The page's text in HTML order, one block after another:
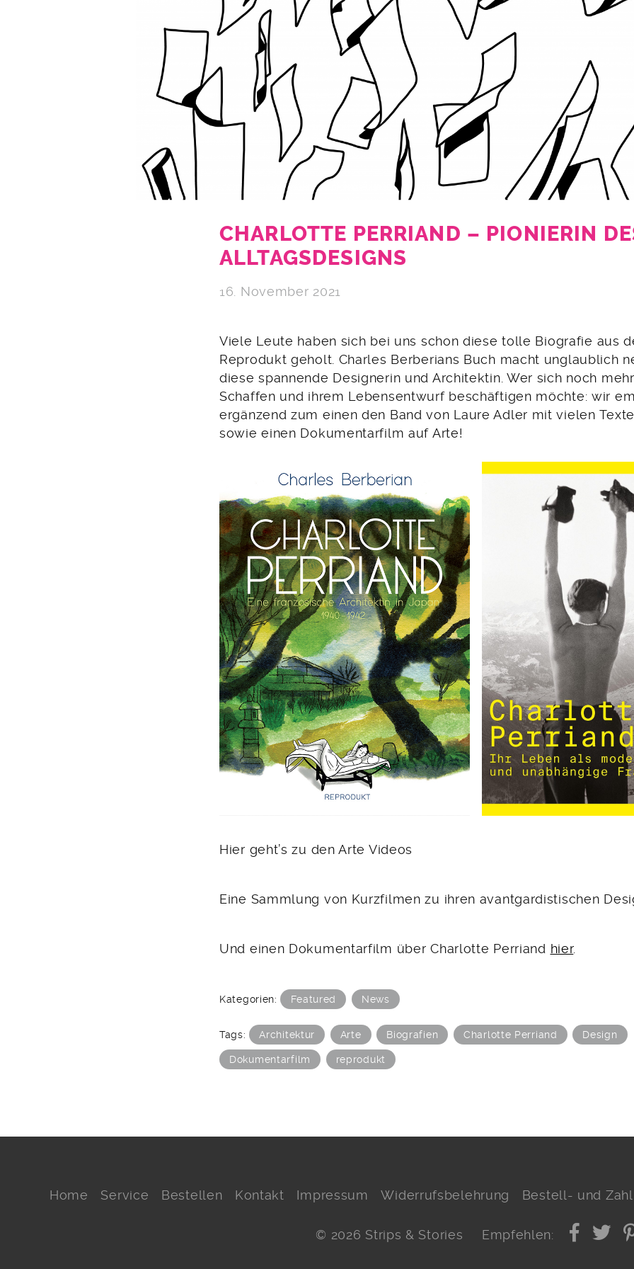
CHARLOTTE PERRIAND – PIONIERIN
ALLTAGSDESIGNS
16. November 2021
Viele Leute haben sich bei uns schon diese tolle Biografie aus
Reprodukt geholt. Charles Berberians Buch macht unglaublich
diese spannende Designerin und Architektin. Wer sich noch
Schaffen und ihrem Lebensentwurf beschäftigen möchte: wir
ergänzend zum einen den Band von Laure Adler mit vielen
sowie einen Dokumentarfilm auf Arte!
Hier geht’s zu den Arte Videos
Eine Sammlung von Kurzfilmen zu ihren avantgardistischen
Und einen Dokumentarfilm über Charlotte Perriand hier.
Kategorien: Featured News
Tags: Architektur Arte Biografien Charlotte Perriand Design
Dokumentarfilm reprodukt
Home Service Bestellen Kontakt Impressum Widerrufsbelehrung Bestell- und
© 2026 Strips & Stories Empfehlen: